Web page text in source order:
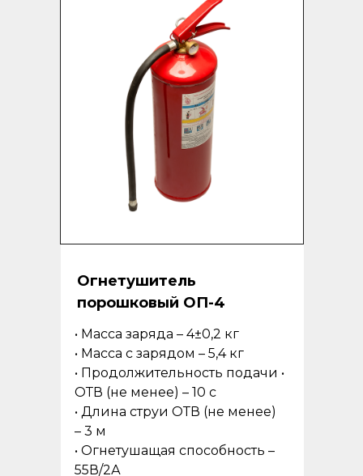
Огнетушитель
порошковый ОП-4
• Масса заряда – 4±0,2 кг
• Масса с зарядом – 5,4 кг
• Продолжительность подачи •
ОТВ (не менее) – 10 с
• Длина струи ОТВ (не менее)
– 3 м
• Огнетушащая способность –
55В/2А